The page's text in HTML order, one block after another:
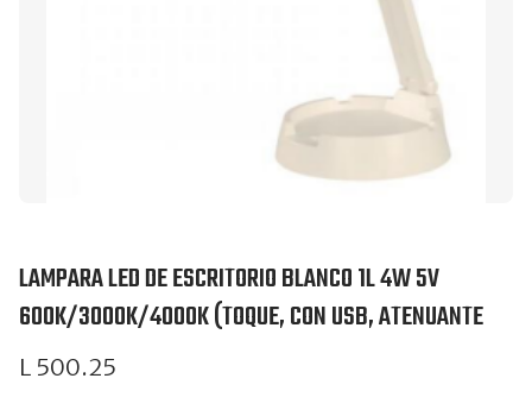
LAMPARA LED DE ESCRITORIO BLANCO 1L 4W 5V
600K/3000K/4000K (TOQUE, CON USB, ATENUANTE
L 500.25